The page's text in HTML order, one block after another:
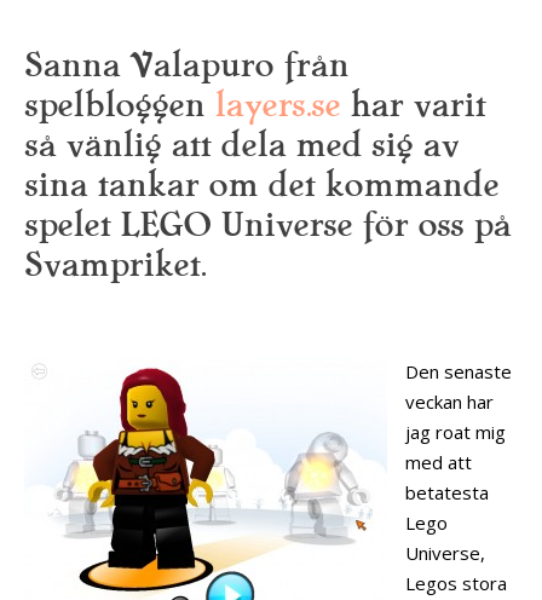
Sanna Valapuro från
spelbloggen layers.se har varit
så vänlig att dela med sig av
sina tankar om det kommande
spelet LEGO Universe för oss på
Svampriket.
Den senaste
veckan har
jag roat mig
med att
betatesta
Lego
Universe,
Legos stora